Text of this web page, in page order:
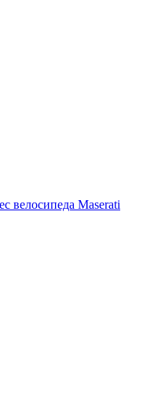
велосипеда Maserati